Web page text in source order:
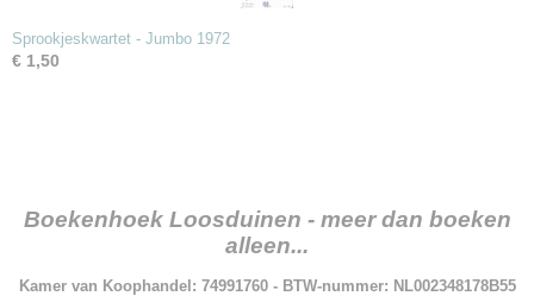
Sprookjeskwartet - Jumbo 1972
€ 1,50
Boekenhoek Loosduinen - meer dan boeken
alleen...
Kamer van Koophandel: 74991760 - BTW-nummer: NL002348178B55